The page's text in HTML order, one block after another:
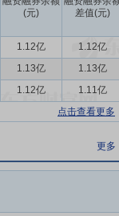
亿元，同比增长
定资产投资（不含农
国民经济运行稳中有
较大、品种较为齐全
程。公司核心产品为
获“中国最受用户欢
蚀环境，以防腐涂料
(元)
差值(元)
1.12亿
1.12亿
1.13亿
1.13亿
1.12亿
1.11亿
点击查看更多
更多